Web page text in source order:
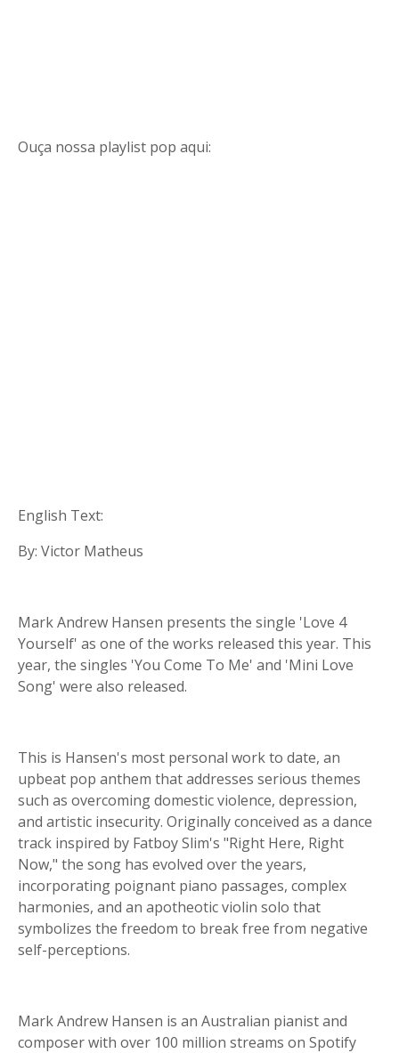
Ouça nossa playlist pop aqui:
English Text:
By: Victor Matheus
Mark Andrew Hansen presents the single 'Love 4
Yourself' as one of the works released this year. This
year, the singles 'You Come To Me' and 'Mini Love
Song' were also released.
This is Hansen's most personal work to date, an
upbeat pop anthem that addresses serious themes
such as overcoming domestic violence, depression,
and artistic insecurity. Originally conceived as a dance
track inspired by Fatboy Slim's "Right Here, Right
Now," the song has evolved over the years,
incorporating poignant piano passages, complex
harmonies, and an apotheotic violin solo that
symbolizes the freedom to break free from negative
self-perceptions.
Mark Andrew Hansen is an Australian pianist and
composer with over 100 million streams on Spotify